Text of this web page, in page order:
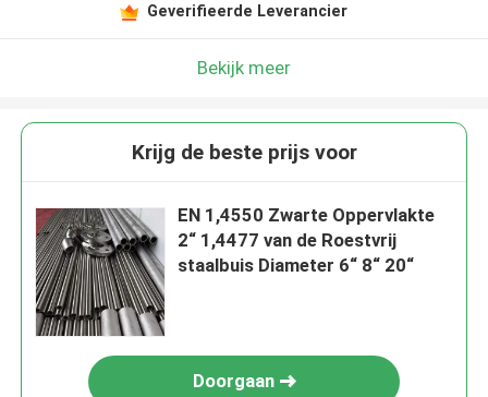
Geverifieerde Leverancier
Bekijk meer
Krijg de beste prijs voor
EN 1,4550 Zwarte Oppervlakte
2“ 1,4477 van de Roestvrij
staalbuis Diameter 6“ 8“ 20“
Doorgaan